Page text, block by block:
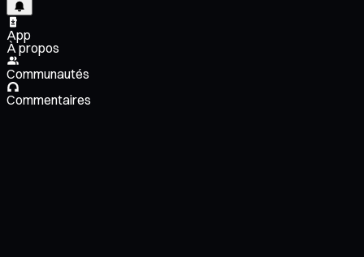
App
À propos
Communautés
Commentaires